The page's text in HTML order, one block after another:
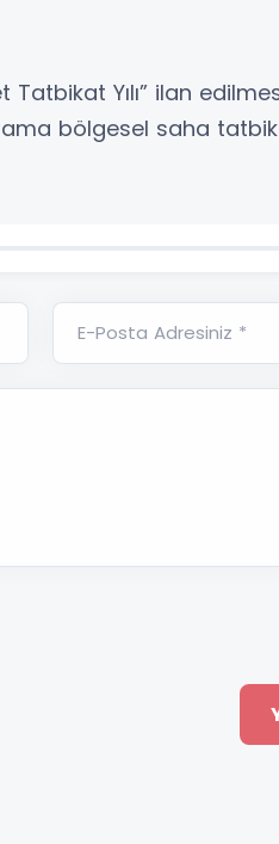
Tatbikat Yılı” ilan
bölgesel saha
E-Posta Adresiniz *